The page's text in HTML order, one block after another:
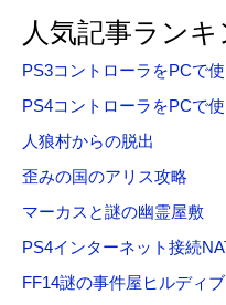
象
:
人気記事ラン
PS3コントローラをPCで
PS4コントローラをPCで
人狼村からの脱出
歪みの国のアリス攻略
マーカスと謎の幽霊屋敷
PS4インターネット接続
FF14謎の事件屋ヒルディ